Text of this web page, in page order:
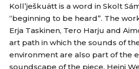
Kollʼješkuätt is a word in Skolt
“beginning to be heard”. The
Erja Taskinen, Tero Harju and
art path in which the sounds of
environment are also part of the
soundscape of the piece, Heini